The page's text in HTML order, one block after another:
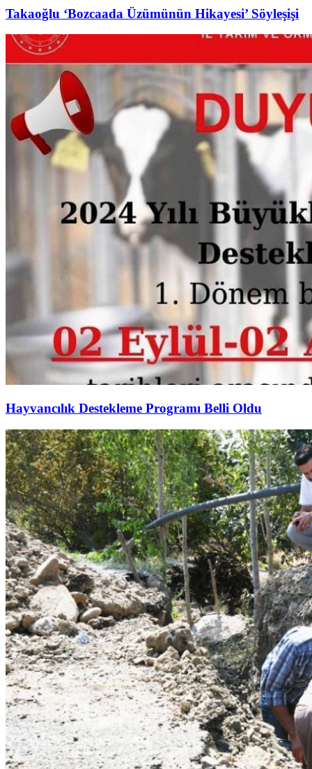
Takaoğlu ‘Bozcaada Üzümünün Hikayesi’ Söyleşişi
Hayvancılık Destekleme Programı Belli Oldu